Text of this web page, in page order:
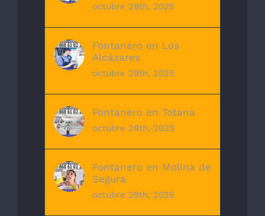
octubre 29th, 2025
Fontanero en Los
Alcázares
octubre 29th, 2025
Fontanero en Totana
octubre 29th, 2025
Fontanero en Molina de
Segura
octubre 29th, 2025